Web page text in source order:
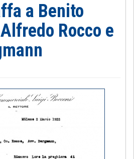
a Benito
Rocco e